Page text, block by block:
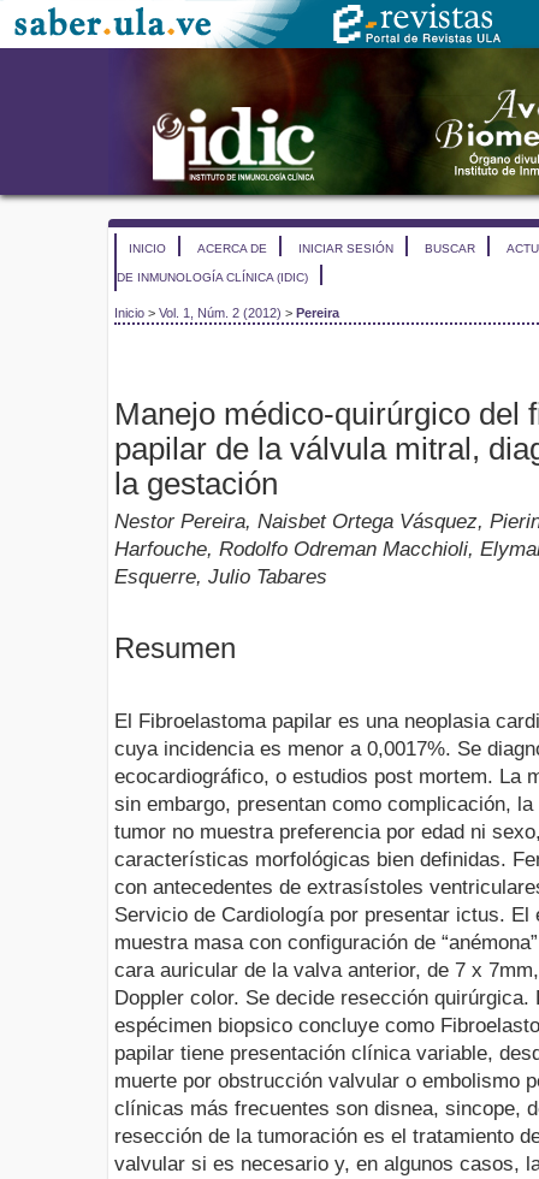
INICIO ACERCA DE INICIAR SESIÓN BUSCAR
DE INMUNOLOGÍA CLÍNICA (IDIC)
Inicio > Vol. 1, Núm. 2 (2012) > Pereira
Manejo médico-quirúrgico del
papilar de la válvula mitral,
la gestación
Nestor Pereira, Naisbet Ortega Vásquez,
Harfouche, Rodolfo Odreman Macchioli,
Esquerre, Julio Tabares
Resumen
El Fibroelastoma papilar es una neoplasia
cuya incidencia es menor a 0,0017%. Se
ecocardiográfico, o estudios post mortem. La
sin embargo, presentan como complicación,
tumor no muestra preferencia por edad ni
características morfológicas bien definidas.
con antecedentes de extrasístoles
Servicio de Cardiología por presentar ictus.
muestra masa con configuración de
cara auricular de la valva anterior, de 7 x
Doppler color. Se decide resección
espécimen biopsico concluye como
papilar tiene presentación clínica variable,
muerte por obstrucción valvular o embolismo
clínicas más frecuentes son disnea, sincope,
resección de la tumoración es el tratamiento
valvular si es necesario y, en algunos casos,